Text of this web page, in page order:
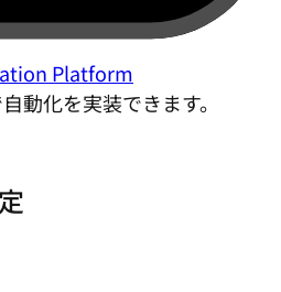
Platform
動化を実装できます。